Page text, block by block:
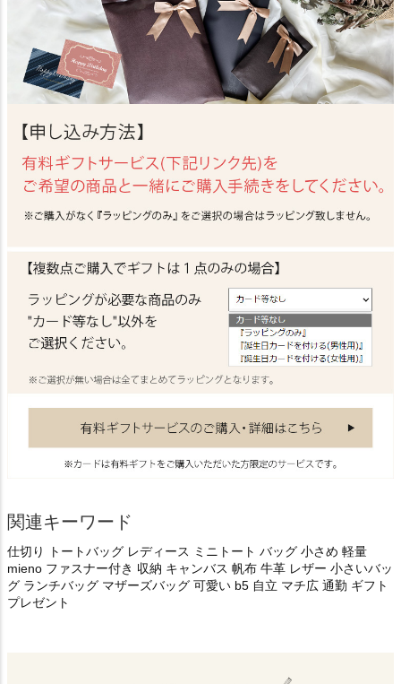
関連キーワード
仕切り トートバッグ レディース ミニトート バッグ 小さめ 軽量
mieno ファスナー付き 収納 キャンバス 帆布 牛革 レザー 小さいバッ
グ ランチバッグ マザーズバッグ 可愛い b5 自立 マチ広 通勤 ギフト
プレゼント